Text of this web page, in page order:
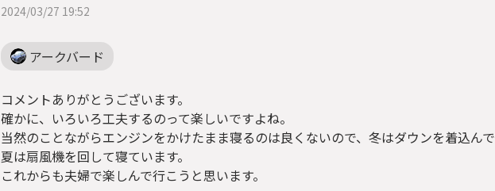
2024/03/27 19:52
アークバード
コメントありがとうございます。
確かに、いろいろ工夫するのって楽しいですよね。
当然のことながらエンジンをかけたまま寝るのは良くないので、冬はダウンを着込んで
夏は扇風機を回して寝ています。
これからも夫婦で楽しんで行こうと思います。